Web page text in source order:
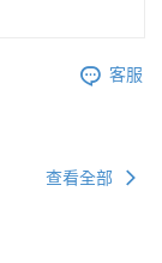
客服
查看全部